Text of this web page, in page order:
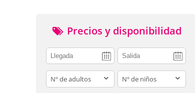
Precios y disponibilidad
adults children